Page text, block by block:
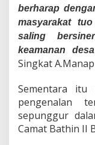
berharap
masyarakat
saling
keamanan
Singkat A.Manap
Sementara itu
pengenalan
sepunggur
Camat Bathin II